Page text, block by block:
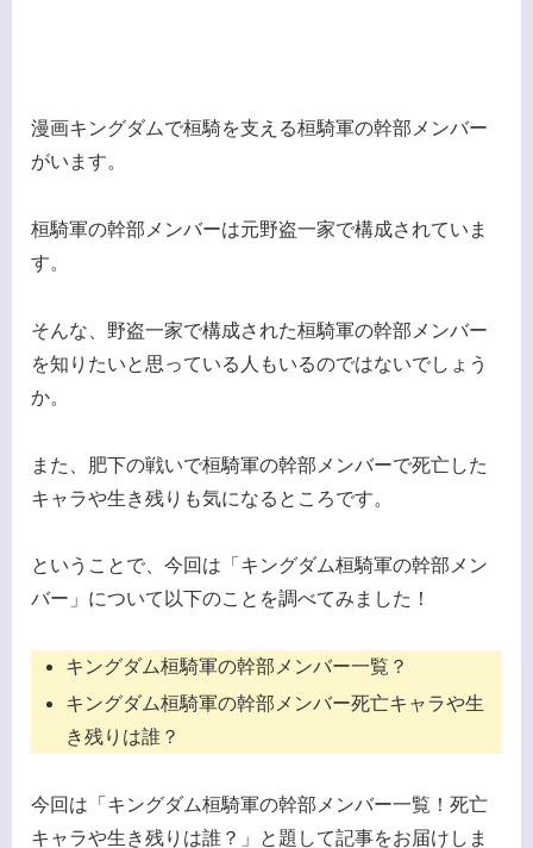
漫画キングダムで桓騎を支える桓騎軍の幹部メンバー
がいます。
桓騎軍の幹部メンバーは元野盗一家で構成されていま
す。
そんな、野盗一家で構成された桓騎軍の幹部メンバー
を知りたいと思っている人もいるのではないでしょう
か。
また、肥下の戦いで桓騎軍の幹部メンバーで死亡した
キャラや生き残りも気になるところです。
ということで、今回は「キングダム桓騎軍の幹部メン
バー」について以下のことを調べてみました！
キングダム桓騎軍の幹部メンバー一覧？
キングダム桓騎軍の幹部メンバー死亡キャラや生
き残りは誰？
今回は「キングダム桓騎軍の幹部メンバー一覧！死亡
キャラや生き残りは誰？」と題して記事をお届けしま